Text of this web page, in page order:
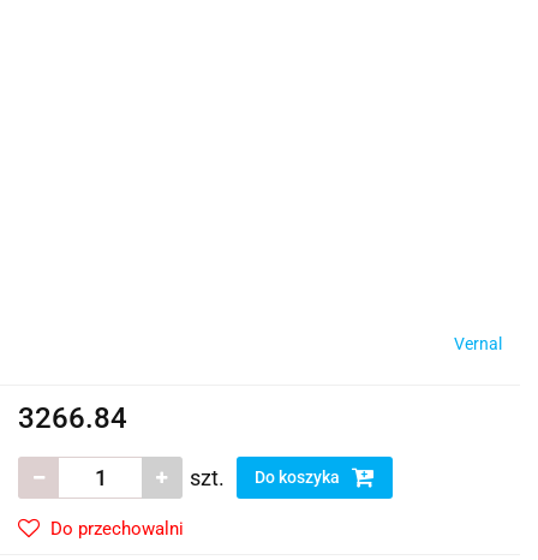
Vernal
3266.84
szt. Do koszyka
Do przechowalni